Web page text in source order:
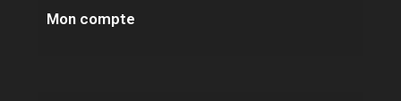
Mon compte